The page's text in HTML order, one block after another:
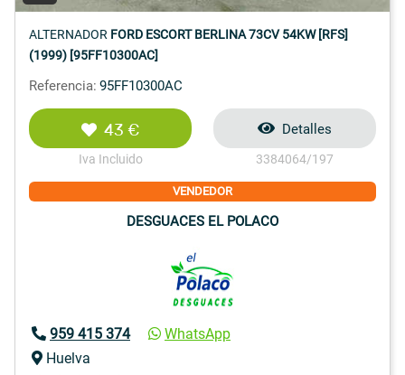
ALTERNADOR FORD ESCORT BERLINA 73CV 54KW [RFS]
(1999) [95FF10300AC]
Referencia: 95FF10300AC
43 €
Iva Incluido
Detalles
3384064/197
VENDEDOR
DESGUACES EL POLACO
959 415 374
WhatsApp
Huelva